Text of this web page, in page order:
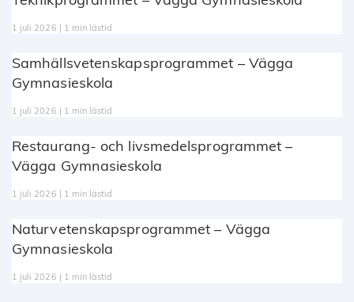
1 juli 2026 | 1 min lästid
Samhällsvetenskapsprogrammet – Vägga
Gymnasieskola
1 juli 2026 | 1 min lästid
Restaurang- och livsmedelsprogrammet –
Vägga Gymnasieskola
1 juli 2026 | 1 min lästid
Naturvetenskapsprogrammet – Vägga
Gymnasieskola
1 juli 2026 | 1 min lästid